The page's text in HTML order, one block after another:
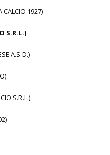
CALCIO 1927)
S.R.L.)
A.S.D.)
S.R.L.)